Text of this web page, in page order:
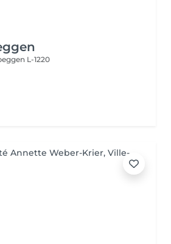
L-1220